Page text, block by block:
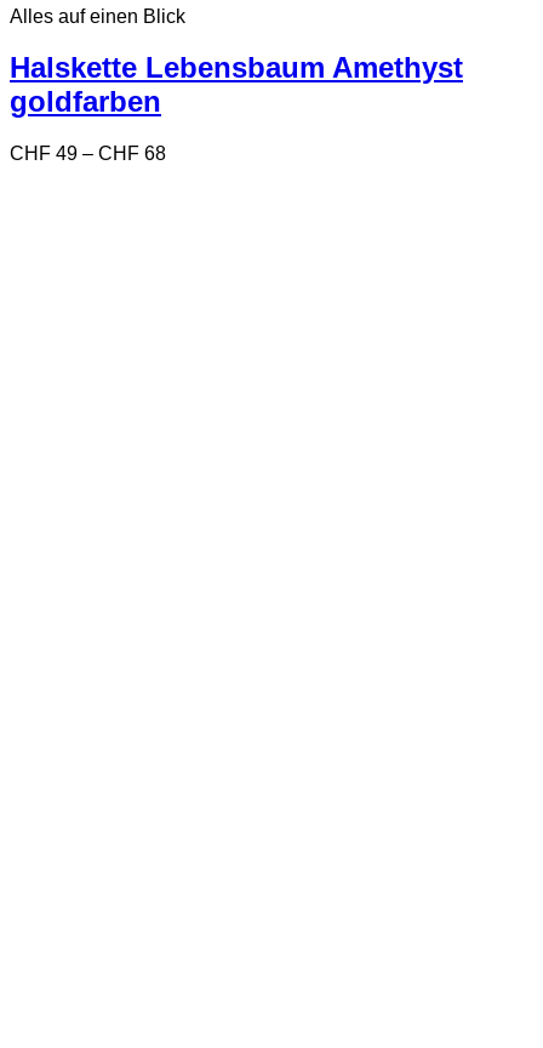
weist
Varianten
auf.
Die
können
Alles auf einen Blick
Halskette Lebensbaum Amethyst
goldfarben
CHF 49 – CHF 68Preisspanne: